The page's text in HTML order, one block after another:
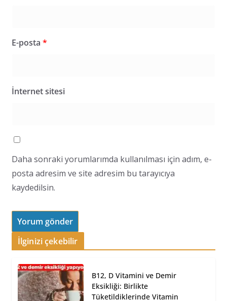
E-posta *
İnternet sitesi
Daha sonraki yorumlarımda kullanılması için adım, e-
posta adresim ve site adresim bu tarayıcıya
kaydedilsin.
İlginizi çekebilir
B12, D Vitamini ve Demir
Eksikliği: Birlikte
Tüketildiklerinde Vitamin